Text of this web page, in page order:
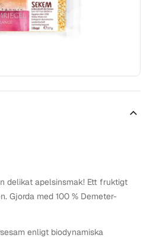
delikat apelsinsmak! Ett fruktigt
Gjorda med 100 % Demeter-
enligt biodynamiska